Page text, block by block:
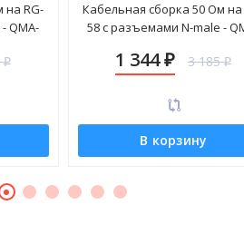
на RG-
QMA-
₽
Кабельная сборка 50 Ом на
58 с разъемами N-male -
1 344₽ 3 185₽
В корзину